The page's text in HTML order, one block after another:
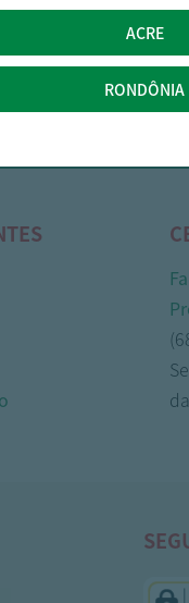
NO WHATSAPP:
canais oficiais de